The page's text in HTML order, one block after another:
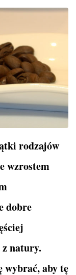
rodzajów
wzrostem
dobre
natury.
wybrać, aby tę